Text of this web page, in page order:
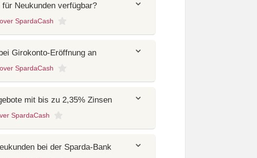
Neukunden verfügbar?
SpardaCash
Girokonto-Eröffnung an
SpardaCash
mit bis zu 2,35% Zinsen
SpardaCash
bei der Sparda-Bank